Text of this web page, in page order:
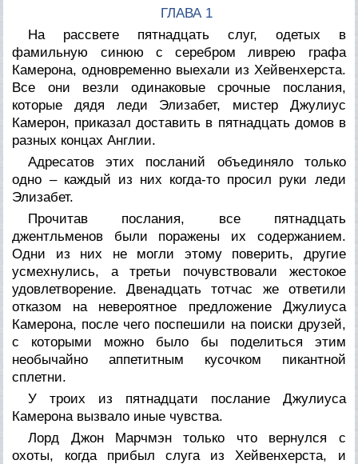
ГЛАВА 1
На рассвете пятнадцать слуг, одетых в
фамильную синюю с серебром ливрею графа
Камерона, одновременно выехали из Хейвенхерста.
Все они везли одинаковые срочные послания,
которые дядя леди Элизабет, мистер Джулиус
Камерон, приказал доставить в пятнадцать домов в
разных концах Англии.
Адресатов этих посланий объединяло только
одно – каждый из них когда-то просил руки леди
Элизабет.
Прочитав послания, все пятнадцать
джентльменов были поражены их содержанием.
Одни из них не могли этому поверить, другие
усмехнулись, а третьи почувствовали жестокое
удовлетворение. Двенадцать тотчас же ответили
отказом на невероятное предложение Джулиуса
Камерона, после чего поспешили на поиски друзей,
с которыми можно было бы поделиться этим
необычайно аппетитным кусочком пикантной
сплетни.
У троих из пятнадцати послание Джулиуса
Камерона вызвало иные чувства.
Лорд Джон Марчмэн только что вернулся с
охоты, когда прибыл слуга из Хейвенхерста, и